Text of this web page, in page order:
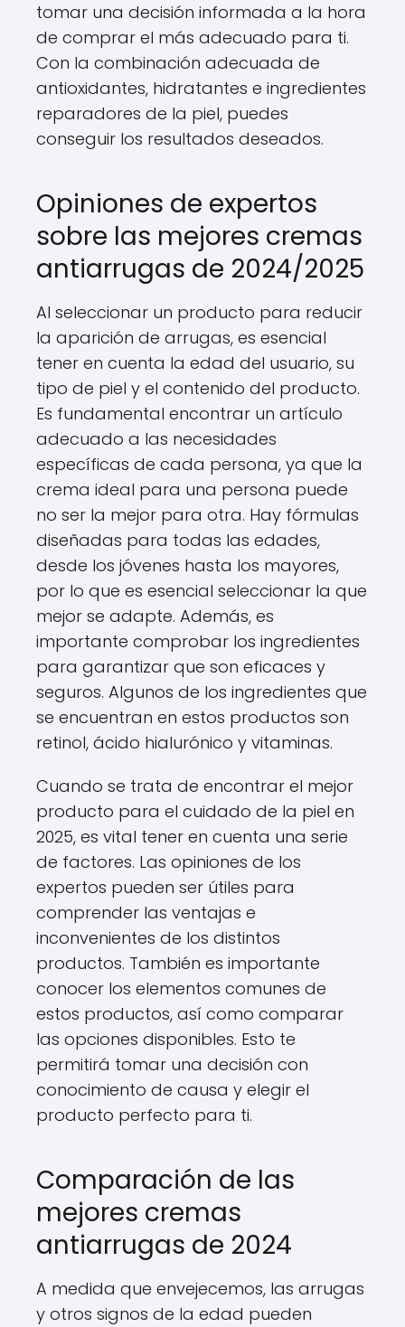
tomar una decisión informada a la hora
de comprar el más adecuado para ti.
Con la combinación adecuada de
antioxidantes, hidratantes e ingredientes
reparadores de la piel, puedes
conseguir los resultados deseados.
Opiniones de expertos
sobre las mejores cremas
antiarrugas de 2024/2025
Al seleccionar un producto para reducir
la aparición de arrugas, es esencial
tener en cuenta la edad del usuario, su
tipo de piel y el contenido del producto.
Es fundamental encontrar un artículo
adecuado a las necesidades
específicas de cada persona, ya que la
crema ideal para una persona puede
no ser la mejor para otra. Hay fórmulas
diseñadas para todas las edades,
desde los jóvenes hasta los mayores,
por lo que es esencial seleccionar la que
mejor se adapte. Además, es
importante comprobar los ingredientes
para garantizar que son eficaces y
seguros. Algunos de los ingredientes que
se encuentran en estos productos son
retinol, ácido hialurónico y vitaminas.
Cuando se trata de encontrar el mejor
producto para el cuidado de la piel en
2025, es vital tener en cuenta una serie
de factores. Las opiniones de los
expertos pueden ser útiles para
comprender las ventajas e
inconvenientes de los distintos
productos. También es importante
conocer los elementos comunes de
estos productos, así como comparar
las opciones disponibles. Esto te
permitirá tomar una decisión con
conocimiento de causa y elegir el
producto perfecto para ti.
Comparación de las
mejores cremas
antiarrugas de 2024
A medida que envejecemos, las arrugas
y otros signos de la edad pueden